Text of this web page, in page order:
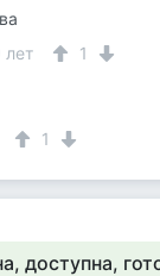
лет 1
1
доступна,